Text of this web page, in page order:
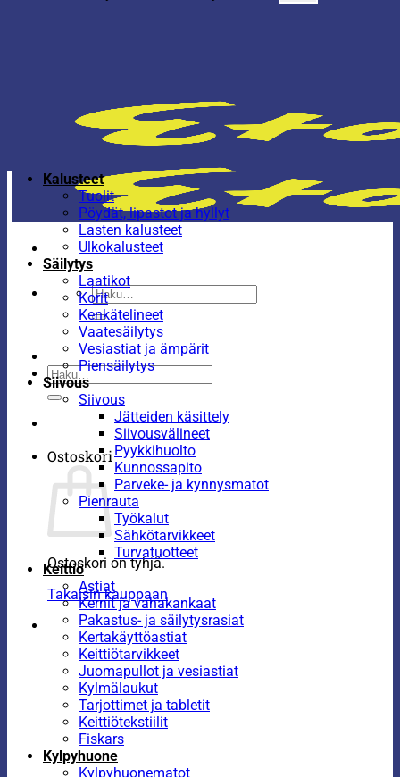
Etsi:
Etsi:
Ostoskori
Ostoskori on tyhjä.
Takaisin kauppaan
Kalusteet
Tuolit
Pöydät, lipastot ja hyllyt
Lasten kalusteet
Ulkokalusteet
Säilytys
Laatikot
Korit
Kenkätelineet
Vaatesäilytys
Vesiastiat ja ämpärit
Piensäilytys
Siivous
Siivous
Jätteiden käsittely
Siivousvälineet
Pyykkihuolto
Kunnossapito
Parveke- ja kynnysmatot
Pienrauta
Työkalut
Sähkötarvikkeet
Turvatuotteet
Keittiö
Astiat
Kernit ja vahakankaat
Pakastus- ja säilytysrasiat
Kertakäyttöastiat
Keittiötarvikkeet
Juomapullot ja vesiastiat
Kylmälaukut
Tarjottimet ja tabletit
Keittiötekstiilit
Fiskars
Kylpyhuone
Kylpyhuonematot